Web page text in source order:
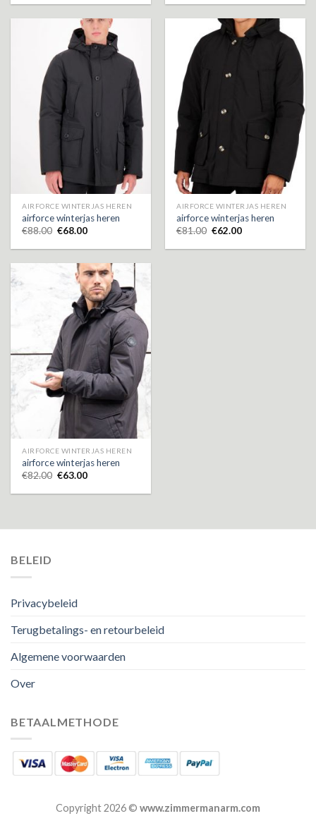
AIRFORCE WINTERJAS HEREN
airforce winterjas heren
€88.00 €68.00
AIRFORCE WINTERJAS HEREN
airforce winterjas heren
€81.00 €62.00
AIRFORCE WINTERJAS HEREN
airforce winterjas heren
€82.00 €63.00
BELEID
Privacybeleid
Terugbetalings- en retourbeleid
Algemene voorwaarden
Over
BETAALMETHODE
Copyright 2026 © www.zimmermanarm.com